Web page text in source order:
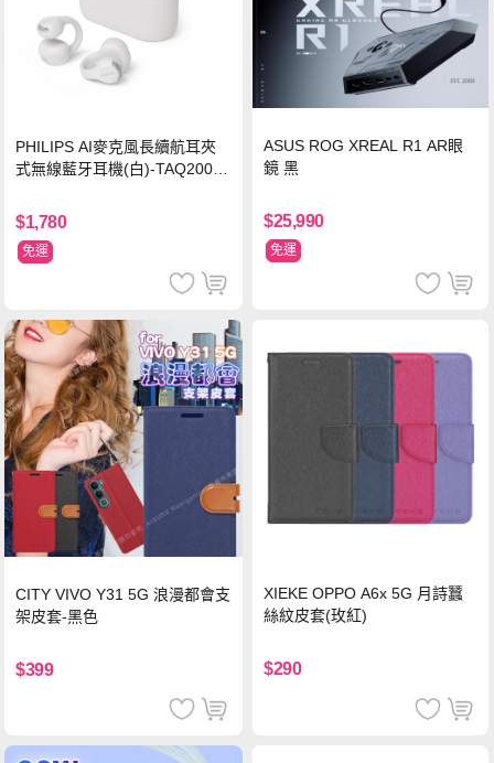
PHILIPS AI麥克風長續航耳夾
式無線藍牙耳機(白)-TAQ2000
$1,780
免運
ASUS ROG XREAL R1 AR眼
鏡 黑
$25,990
免運
CITY VIVO Y31 5G 浪漫都會支
架皮套-黑色
$399
XIEKE OPPO A6x 5G 月詩蠶
絲紋皮套(玫紅)
$290